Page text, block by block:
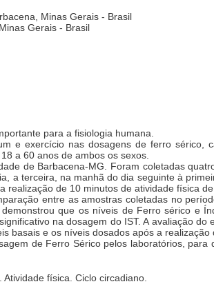
Minas Gerais - Brasil
Gerais - Brasil
para a fisiologia humana.
e exercício nas dosagens de ferro sérico,
a 60 anos de ambos os sexos.
de Barbacena-MG. Foram coletadas
a terceira, na manhã do dia seguinte à
de 10 minutos de atividade física
entre as amostras coletadas no
que os níveis de Ferro sérico e
na dosagem do IST. A avaliação
basais e os níveis dosados após a realização
de Ferro Sérico pelos laboratórios,
física. Ciclo circadiano.